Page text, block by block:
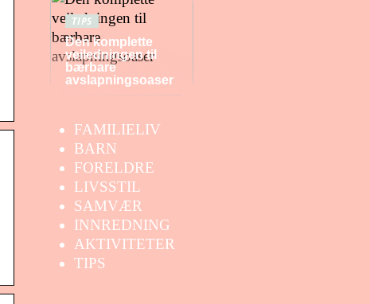
TIPS
Den komplette
veiledningen til
bærbare
avslapningsoaser
FAMILIELIV
BARN
FORELDRE
LIVSSTIL
SAMVÆR
INNREDNING
AKTIVITETER
TIPS